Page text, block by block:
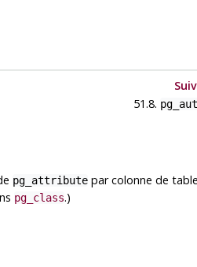
51.8.
pg_attribute par colonne de
pg_class.)